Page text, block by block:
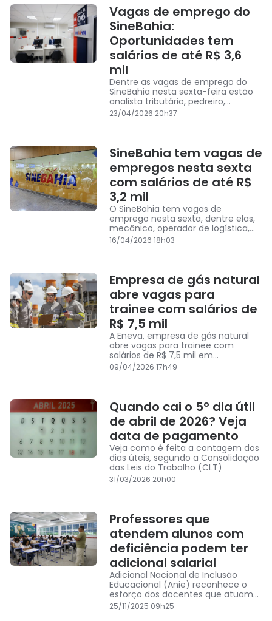
Vagas de emprego do
SineBahia:
Oportunidades tem
salários de até R$ 3,6
mil
Dentre as vagas de emprego do
SineBahia nesta sexta-feira estão
analista tributário, pedreiro,
recepcionista e padeiro
23/04/2026 20h37
SineBahia tem vagas de
empregos nesta sexta
com salários de até R$
3,2 mil
O SineBahia tem vagas de
emprego nesta sexta, dentre elas,
mecânico, operador de logística,
jardineiro
16/04/2026 18h03
Empresa de gás natural
abre vagas para
trainee com salários de
R$ 7,5 mil
A Eneva, empresa de gás natural
abre vagas para trainee com
salários de R$ 7,5 mil em
oportunidades na Bahia e outros
nove estados
09/04/2026 17h49
Quando cai o 5º dia útil
de abril de 2026? Veja
data de pagamento
Veja como é feita a contagem dos
dias úteis, segundo a Consolidação
das Leis do Trabalho (CLT)
31/03/2026 20h00
Professores que
atendem alunos com
deficiência podem ter
adicional salarial
Adicional Nacional de Inclusão
Educacional (Anie) reconhece o
esforço dos docentes que atuam
no Atendimento Educacional
Especializado (AEE) em salas de
25/11/2025 09h25